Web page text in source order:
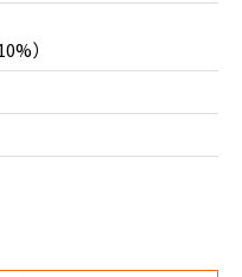
）